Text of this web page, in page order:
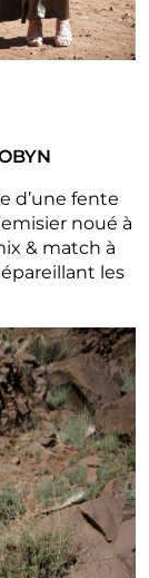
d’une fente
noué à
& match à
les